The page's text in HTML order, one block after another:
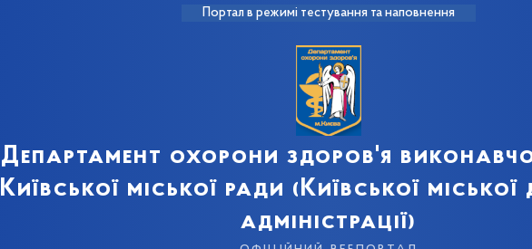
Портал в режимі тестування та наповнення
Департамент охорони здоров'я
Київської міської ради (Київської
адміністрації)